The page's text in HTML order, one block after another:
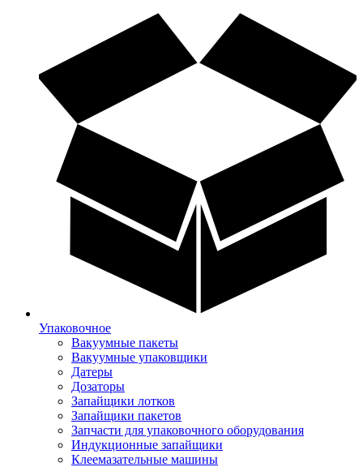
Упаковочное
Вакуумные пакеты
Вакуумные упаковщики
Датеры
Дозаторы
Запайщики лотков
Запайщики пакетов
Запчасти для упаковочного оборудования
Индукционные запайщики
Клеемазательные машины